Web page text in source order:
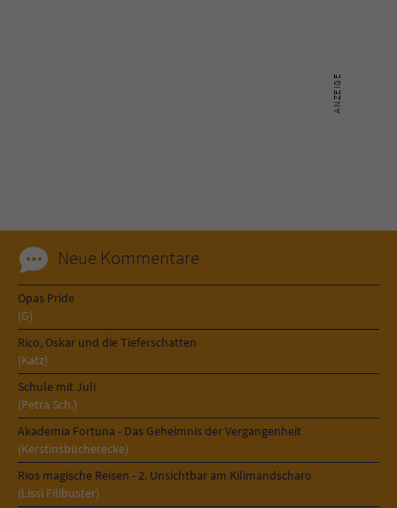
Neue Kommentare
Opas Pride
(G)
Rico, Oskar und die Tieferschatten
(Katz)
Schule mit Juli
(Petra Sch.)
Akademia Fortuna - Das Geheimnis der Vergangenheit
(Kerstinsbücherecke)
Rios magische Reisen - 2. Unsichtbar am Kilimandscharo
(Lissi Filibuster)